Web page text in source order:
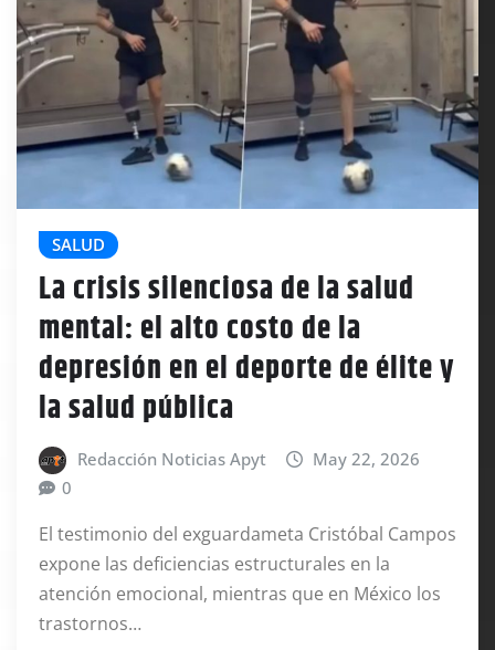
SALUD
La crisis silenciosa de la salud
mental: el alto costo de la
depresión en el deporte de élite y
la salud pública
Redacción Noticias Apyt
May 22, 2026
0
El testimonio del exguardameta Cristóbal Campos
expone las deficiencias estructurales en la
atención emocional, mientras que en México los
trastornos…